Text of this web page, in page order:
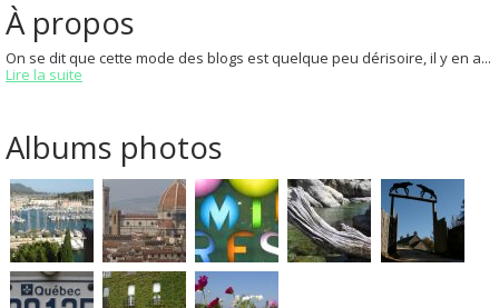
À propos
On se dit que cette mode des blogs est quelque peu dérisoire, il y en a...
Lire la suite
Albums photos